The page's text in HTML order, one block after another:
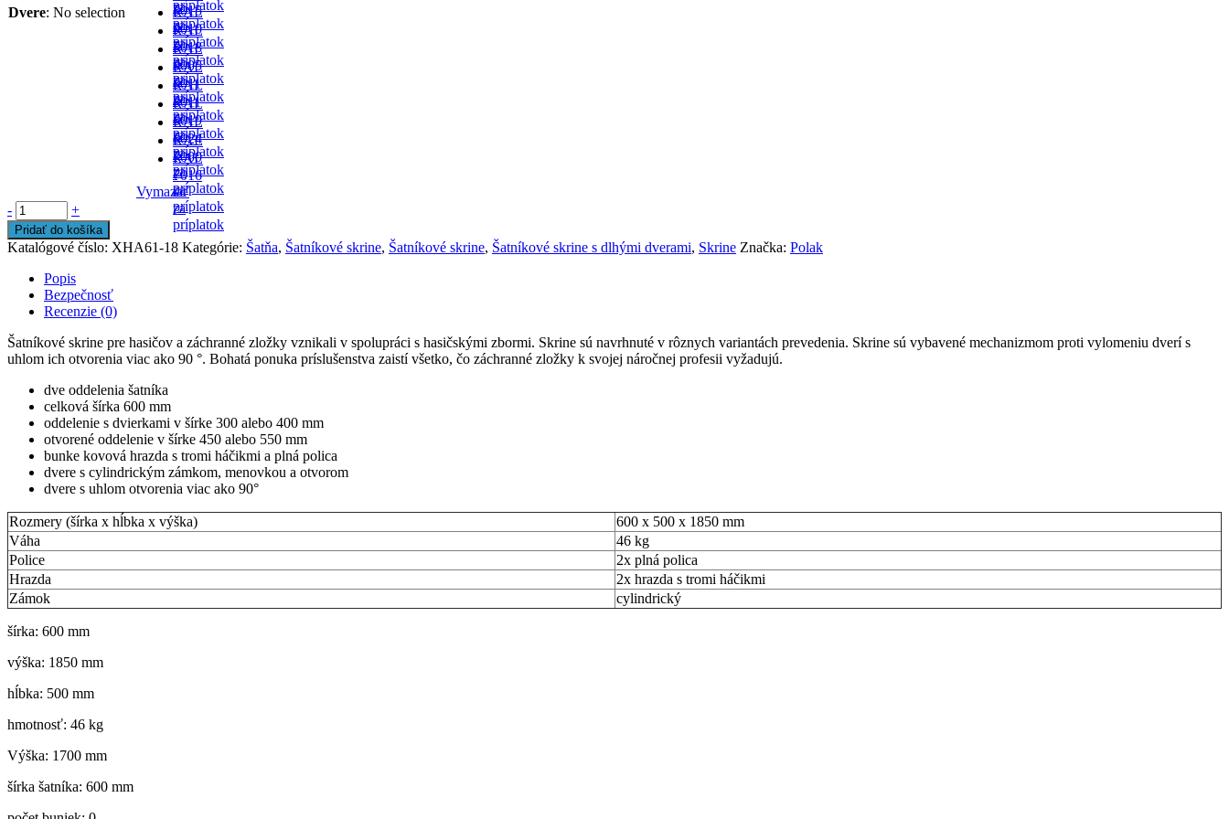
Dvere: No selection
príplatok
za
príplatok
-
za
príplatok
5015
-
za
príplatok
RAL
9010
-
za
príplatok
RAL
5018
-
za
príplatok
RAL
9005
-
za
príplatok
RAL
6011
-
za
príplatok
RAL
8011
-
za
príplatok
RAL
6019
-
za
príplatok
RAL
6024
-
za
príplatok
RAL
7000
-
za
príplatok
RAL
7016
-
za
príplatok
Vymazať
-
+
Pridať do košíka
Katalógové číslo: XHA61-18 Kategórie: Šatňa, Šatníkové skrine, Šatníkové skrine, Šatníkové skrine s dlhými dverami, Skrine Značka: Polak
Popis
Bezpečnosť
Recenzie (0)
Šatníkové skrine pre hasičov a záchranné zložky vznikali v spolupráci s hasičskými zbormi. Skrine sú navrhnuté v rôznych variantách prevedenia. Skrine sú vybavené mechanizmom proti vylomeniu dverí s
uhlom ich otvorenia viac ako 90 °. Bohatá ponuka príslušenstva zaistí všetko, čo záchranné zložky k svojej náročnej profesii vyžadujú.
dve oddelenia šatníka
celková šírka 600 mm
oddelenie s dvierkami v šírke 300 alebo 400 mm
otvorené oddelenie v šírke 450 alebo 550 mm
bunke kovová hrazda s tromi háčikmi a plná polica
dvere s cylindrickým zámkom, menovkou a otvorom
dvere s uhlom otvorenia viac ako 90°
Rozmery (šírka x hĺbka x výška)
600 x 500 x 1850 mm
Váha
46 kg
Police
2x plná polica
Hrazda
2x hrazda s tromi háčikmi
Zámok
cylindrický
šírka: 600 mm
výška: 1850 mm
hĺbka: 500 mm
hmotnosť: 46 kg
Výška: 1700 mm
šírka šatníka: 600 mm